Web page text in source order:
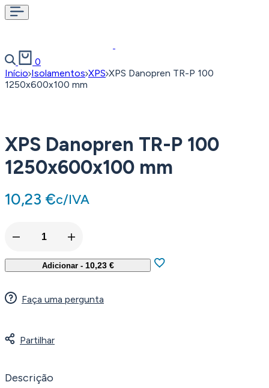
Pesquisar
0
Início Isolamentos XPS XPS Danopren TR-P 100
1250x600x100 mm
XPS Danopren TR-P 100
1250x600x100 mm
10,23 €c/IVA
Quantidade
XPS
Danopren
100
1250x600x100
Adicionar - 10,23 €
Faça uma pergunta
Partilhar
Descrição